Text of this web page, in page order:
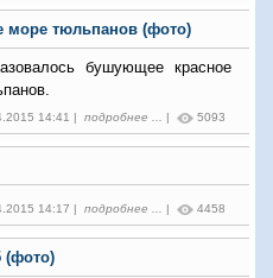
море тюльпанов (фото)
бушующее красное
14:41 | подробнее ... | 5093
14:17 | подробнее ... | 4458
(фото)